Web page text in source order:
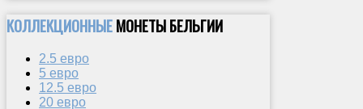
КОЛЛЕКЦИОННЫЕМОНЕТЫ БЕЛЬГИИ
2.5 евро
5 евро
12.5 евро
20 евро